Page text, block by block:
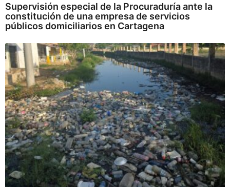
Supervisión especial de la Procuraduría ante la
constitución de una empresa de servicios
públicos domiciliarios en Cartagena